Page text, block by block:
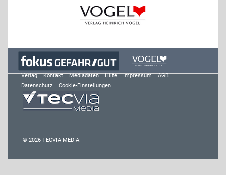
Verlag Kontakt Mediadaten Hilfe Impressum
AGB
Datenschutz
Cookie-Einstellungen
© 2026 TECVIA MEDIA.